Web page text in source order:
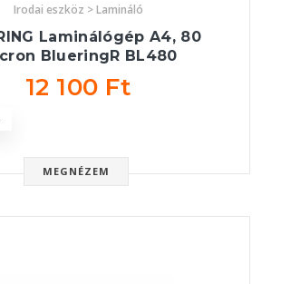
Irodai eszköz > Lamináló
Laminálógép A4, 80
BlueringR BL480
12 100 Ft
MEGNÉZEM